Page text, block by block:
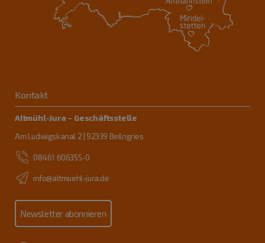
Kontakt
Altmühl-Jura – Geschäftsstelle
Am Ludwigskanal 2 | 92339 Beilngries
08461 606355-0
info@altmuehl-jura.de
Newsletter abonnieren